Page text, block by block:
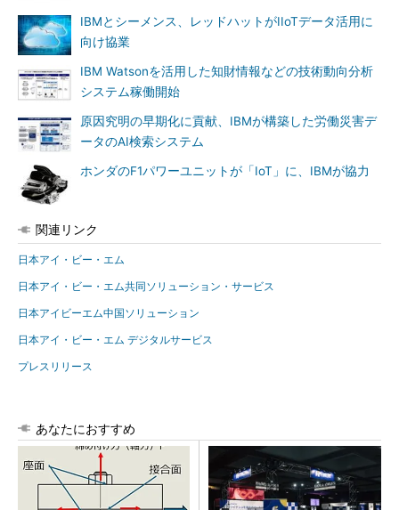
IBMとシーメンス、レッドハットがIIoTデータ活用に
向け協業
IBM Watsonを活用した知財情報などの技術動向分析
システム稼働開始
原因究明の早期化に貢献、IBMが構築した労働災害デ
ータのAI検索システム
ホンダのF1パワーユニットが「IoT」に、IBMが協力
関連リンク
日本アイ・ビー・エム
日本アイ・ビー・エム共同ソリューション・サービス
日本アイビーエム中国ソリューション
日本アイ・ビー・エム デジタルサービス
プレスリリース
あなたにおすすめ